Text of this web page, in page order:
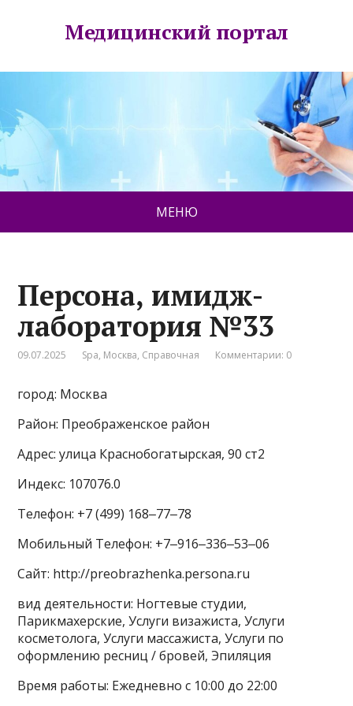
Медицинский портал
МЕНЮ
Персона, имидж-
лаборатория №33
09.07.2025 Spa, Москва, Справочная Комментарии: 0
город: Москва
Район: Преображенское район
Адрес: улица Краснобогатырская, 90 ст2
Индекс: 107076.0
Телефон: +7 (499) 168‒77‒78
Мобильный Телефон: +7‒916‒336‒53‒06
Сайт: http://preobrazhenka.persona.ru
вид деятельности: Ногтевые студии,
Парикмахерские, Услуги визажиста, Услуги
косметолога, Услуги массажиста, Услуги по
оформлению ресниц / бровей, Эпиляция
Время работы: Ежедневно с 10:00 до 22:00